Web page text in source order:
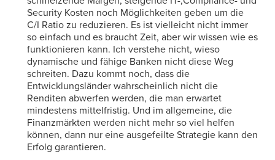
Security Kosten noch Möglichkeiten geben um die
C/I Ratio zu reduzieren. Es ist vielleicht nicht immer
so einfach und es braucht Zeit, aber wir wissen wie es
funktionieren kann. Ich verstehe nicht, wieso
dynamische und fähige Banken nicht diese Weg
schreiten. Dazu kommt noch, dass die
Entwicklungsländer wahrscheinlich nicht die
Renditen abwerfen werden, die man erwartet
mindestens mittelfristig. Und im allgemeine, die
Finanzmärkten werden nicht mehr so viel helfen
können, dann nur eine ausgefeilte Strategie kann den
Erfolg garantieren.